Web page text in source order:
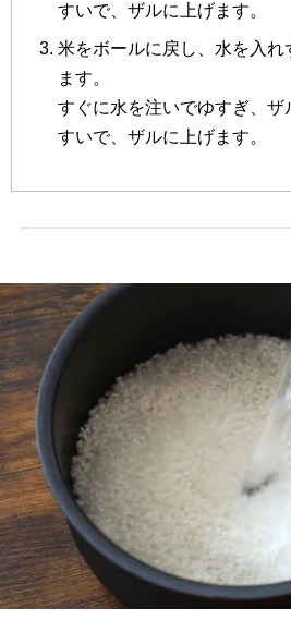
すいで、ザルに上げます。
米をボールに戻し、水を入
ます。
すぐに水を注いでゆすぎ、ザ
すいで、ザルに上げます。